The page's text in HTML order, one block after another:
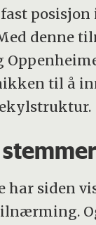
fast
denne
til å
har siden